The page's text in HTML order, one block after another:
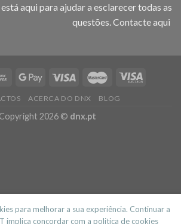
aqui para ajudar a esclarecer todas as
questões. Contacte aqui
ACERCA DO DNX BLOG
Copyright 2026 © dnx.pt
para melhorar a sua experiência. Continuar a
implica concordar com a politica de cookies